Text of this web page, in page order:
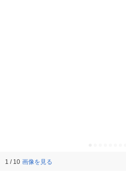
1 / 10 画像を見る